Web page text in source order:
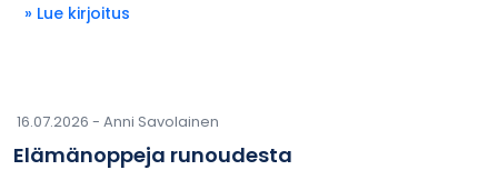
» Lue kirjoitus
16.07.2026 - Anni Savolainen
Elämänoppeja runoudesta